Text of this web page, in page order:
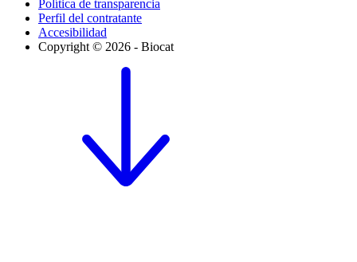
Política de transparencia
Perfil del contratante
Accesibilidad
Copyright © 2026 - Biocat